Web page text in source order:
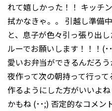
れて嬉しかった！！ キッチ
拭かなきゃ。。 引越し準備
と、息子が色々引っ張り出
ルーでお願いします！！！(
愛いお弁当ができるんだろ
夜作って次の朝持って行っ
作るようにした方がいいよ
かもね (･･;) 否定的なコメン